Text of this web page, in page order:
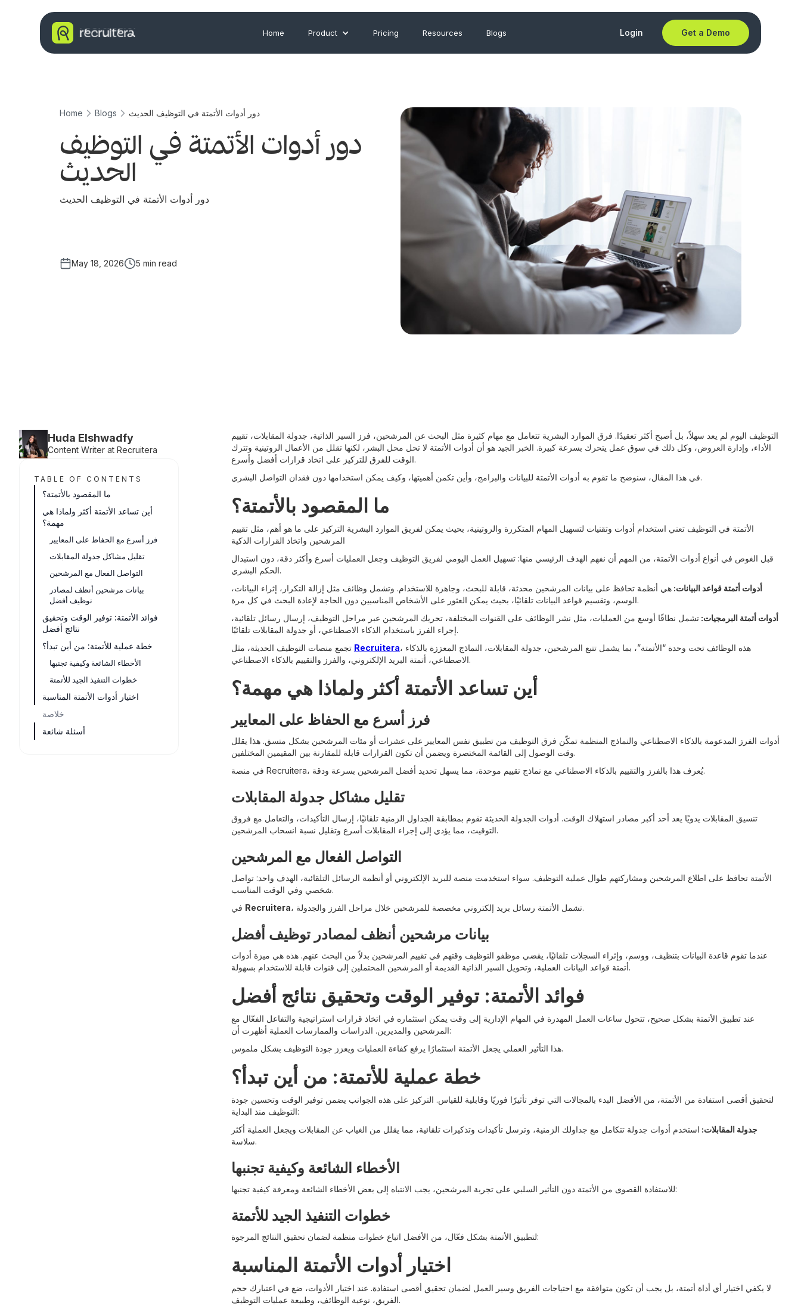
Home Product Pricing Resources Blogs Login Get a Demo
Home Blogs دور أدوات الأتمتة في التوظيف الحديث
دور أدوات الأتمتة في التوظيف
الحديث
دور أدوات الأتمتة في التوظيف الحديث
May 18, 2026 5 min read
Huda Elshwadfy
Content Writer at Recruitera
TABLE OF CONTENTS
ما المقصود بالأتمتة؟
أين تساعد الأتمتة أكثر ولماذا هي
مهمة؟
فرز أسرع مع الحفاظ على المعايير
تقليل مشاكل جدولة المقابلات
التواصل الفعال مع المرشحين
بيانات مرشحين أنظف لمصادر
توظيف أفضل
فوائد الأتمتة: توفير الوقت وتحقيق
نتائج أفضل
خطة عملية للأتمتة: من أين تبدأ؟
الأخطاء الشائعة وكيفية تجنبها
خطوات التنفيذ الجيد للأتمتة
اختيار أدوات الأتمتة المناسبة
خلاصة
أسئلة شائعة
التوظيف اليوم لم يعد سهلاً، بل أصبح أكثر تعقيدًا. فرق الموارد البشرية تتعامل مع مهام كثيرة مثل البحث عن المرشحين، فرز السير الذاتية، جدولة المقابلات، تقييم
الأداء، وإدارة العروض، وكل ذلك في سوق عمل يتحرك بسرعة كبيرة. الخبر الجيد هو أن أدوات الأتمتة لا تحل محل البشر، لكنها تقلل من الأعمال الروتينية وتترك
الوقت للفرق للتركيز على اتخاذ قرارات أفضل وأسرع.
في هذا المقال، سنوضح ما تقوم به أدوات الأتمتة للبيانات والبرامج، وأين تكمن أهميتها، وكيف يمكن استخدامها دون فقدان التواصل البشري.
ما المقصود بالأتمتة؟
الأتمتة في التوظيف تعني استخدام أدوات وتقنيات لتسهيل المهام المتكررة والروتينية، بحيث يمكن لفريق الموارد البشرية التركيز على ما هو أهم، مثل تقييم
المرشحين واتخاذ القرارات الذكية
قبل الغوص في أنواع أدوات الأتمتة، من المهم أن نفهم الهدف الرئيسي منها: تسهيل العمل اليومي لفريق التوظيف وجعل العمليات أسرع وأكثر دقة، دون استبدال
الحكم البشري.
أدوات أتمتة قواعد البيانات:هي أنظمة تحافظ على بيانات المرشحين محدثة، قابلة للبحث، وجاهزة للاستخدام. وتشمل وظائف مثل إزالة التكرار، إثراء البيانات،
الوسم، وتقسيم قواعد البيانات تلقائيًا، بحيث يمكن العثور على الأشخاص المناسبين دون الحاجة لإعادة البحث في كل مرة.
أدوات أتمتة البرمجيات:تشمل نطاقًا أوسع من العمليات، مثل نشر الوظائف على القنوات المختلفة، تحريك المرشحين عبر مراحل التوظيف، إرسال رسائل تلقائية،
إجراء الفرز باستخدام الذكاء الاصطناعي، أو جدولة المقابلات تلقائيًا.
تجمع منصات التوظيف الحديثة، مثل Recruitera، هذه الوظائف تحت وحدة “الأتمتة”، بما يشمل تتبع المرشحين، جدولة المقابلات، النماذج المعززة بالذكاء
الاصطناعي، أتمتة البريد الإلكتروني، والفرز والتقييم بالذكاء الاصطناعي.
أين تساعد الأتمتة أكثر ولماذا هي مهمة؟
فرز أسرع مع الحفاظ على المعايير
أدوات الفرز المدعومة بالذكاء الاصطناعي والنماذج المنظمة تمكّن فرق التوظيف من تطبيق نفس المعايير على عشرات أو مئات المرشحين بشكل متسق. هذا يقلل
وقت الوصول إلى القائمة المختصرة ويضمن أن تكون القرارات قابلة للمقارنة بين المقيمين المختلفين.
في منصة Recruitera، يُعرف هذا بالفرز والتقييم بالذكاء الاصطناعي مع نماذج تقييم موحدة، مما يسهل تحديد أفضل المرشحين بسرعة ودقة.
تقليل مشاكل جدولة المقابلات
تنسيق المقابلات يدويًا يعد أحد أكبر مصادر استهلاك الوقت. أدوات الجدولة الحديثة تقوم بمطابقة الجداول الزمنية تلقائيًا، إرسال التأكيدات، والتعامل مع فروق
التوقيت، مما يؤدي إلى إجراء المقابلات أسرع وتقليل نسبة انسحاب المرشحين.
التواصل الفعال مع المرشحين
الأتمتة تحافظ على اطلاع المرشحين ومشاركتهم طوال عملية التوظيف. سواء استخدمت منصة للبريد الإلكتروني أو أنظمة الرسائل التلقائية، الهدف واحد: تواصل
شخصي وفي الوقت المناسب.
Recruitera ، تشمل الأتمتة رسائل بريد إلكتروني مخصصة للمرشحين خلال مراحل الفرز والجدولة.
بيانات مرشحين أنظف لمصادر توظيف أفضل
عندما تقوم قاعدة البيانات بتنظيف، ووسم، وإثراء السجلات تلقائيًا، يقضي موظفو التوظيف وقتهم في تقييم المرشحين بدلاً من البحث عنهم. هذه هي ميزة أدوات
أتمتة قواعد البيانات العملية، وتحويل السير الذاتية القديمة أو المرشحين المحتملين إلى قنوات قابلة للاستخدام بسهولة.
فوائد الأتمتة: توفير الوقت وتحقيق نتائج أفضل
عند تطبيق الأتمتة بشكل صحيح، تتحول ساعات العمل المهدرة في المهام الإدارية إلى وقت يمكن استثماره في اتخاذ قرارات استراتيجية والتفاعل الفعّال مع
المرشحين والمديرين. الدراسات والممارسات العملية أظهرت أن:
هذا التأثير العملي يجعل الأتمتة استثمارًا يرفع كفاءة العمليات ويعزز جودة التوظيف بشكل ملموس.
خطة عملية للأتمتة: من أين تبدأ؟
لتحقيق أقصى استفادة من الأتمتة، من الأفضل البدء بالمجالات التي توفر تأثيرًا فوريًا وقابلية للقياس. التركيز على هذه الجوانب يضمن توفير الوقت وتحسين جودة
التوظيف منذ البداية:
جدولة المقابلات: استخدم أدوات جدولة تتكامل مع جداولك الزمنية، وترسل تأكيدات وتذكيرات تلقائية، مما يقلل من الغياب عن المقابلات ويجعل العملية أكثر
سلاسة.
الأخطاء الشائعة وكيفية تجنبها
للاستفادة القصوى من الأتمتة دون التأثير السلبي على تجربة المرشحين، يجب الانتباه إلى بعض الأخطاء الشائعة ومعرفة كيفية تجنبها:
خطوات التنفيذ الجيد للأتمتة
لتطبيق الأتمتة بشكل فعّال، من الأفضل اتباع خطوات منظمة لضمان تحقيق النتائج المرجوة:
اختيار أدوات الأتمتة المناسبة
لا يكفي اختيار أي أداة أتمتة، بل يجب أن تكون متوافقة مع احتياجات الفريق وسير العمل لضمان تحقيق أقصى استفادة. عند اختيار الأدوات، ضع في اعتبارك حجم
الفريق، نوعية الوظائف، وطبيعة عمليات التوظيف.